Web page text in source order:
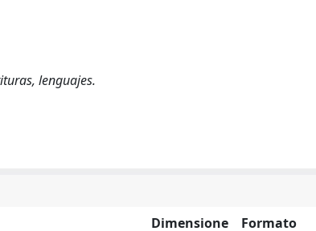
lenguajes.
Dimensione
Formato